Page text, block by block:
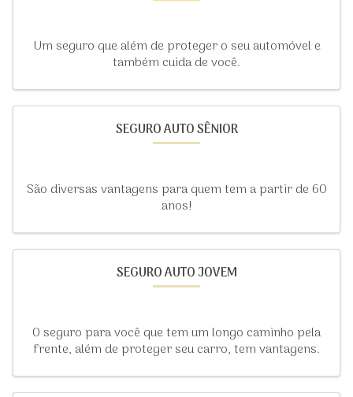
Um seguro que além de proteger o seu automóvel e
também cuida de você.
SEGURO AUTO SÊNIOR
São diversas vantagens para quem tem a partir de 60
anos!
SEGURO AUTO JOVEM
O seguro para você que tem um longo caminho pela
frente, além de proteger seu carro, tem vantagens.